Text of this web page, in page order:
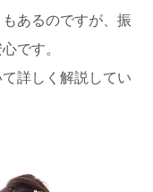
あるのですが、振
です。
詳しく解説してい